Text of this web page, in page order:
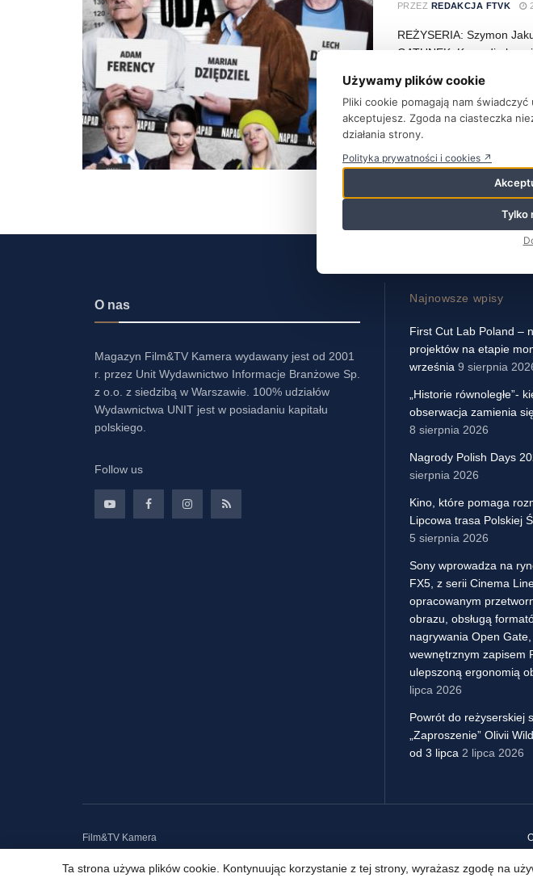
PRZEZ REDAKCJA FTVK
REŻYSERIA: Szymon
GATUNEK: Komedia
WIĘCEJ
O nas
Magazyn Film&TV Kamera wydawany jest od 2001
r. przez Unit Wydawnictwo Informacje Branżowe Sp.
z o.o. z siedzibą w Warszawie. 100% udziałów
Wydawnictwa UNIT jest w posiadaniu kapitału
polskiego.
Follow us
Najnowsze wpisy
First Cut Lab Poland –
projektów na etapie
września 9 sierpnia
„Historie równoległe”-
obserwacja zamienia
8 sierpnia 2026
Nagrody Polish Days
sierpnia 2026
Kino, które pomaga
Lipcowa trasa Polskiej
5 sierpnia 2026
Sony wprowadza na
FX5, z serii Cinema
opracowanym
obrazu, obsługą
nagrywania Open Gate,
wewnętrznym zapisem
ulepszoną ergonomią
lipca 2026
Powrót do reżyserskiej
„Zaproszenie” Olivii
od 3 lipca 2 lipca 2026
Film&TV Kamera
Ta strona używa plików cookie. Kontynuując korzystanie z tej strony, wyrażasz zgodę na
Używamy plików cookie
Pliki cookie pomagają nam
akceptujesz. Zgoda na ciasteczka
działania strony.
Polityka prywatności i cookies ↗
Tylko